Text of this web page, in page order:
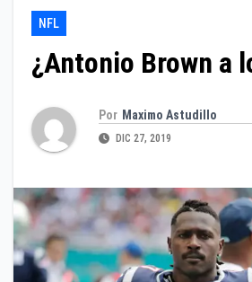
NFL
¿Antonio Brown a
Por Maximo Astudillo
DIC 27, 2019